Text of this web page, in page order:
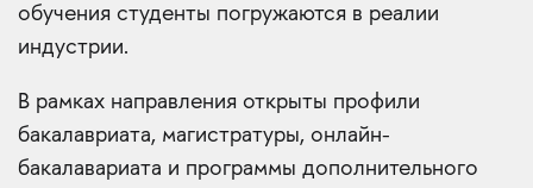
обучения студенты погружаются в реалии
индустрии.
В рамках направления открыты профили
бакалавриата, магистратуры, онлайн-
бакалавариата и программы дополнительного